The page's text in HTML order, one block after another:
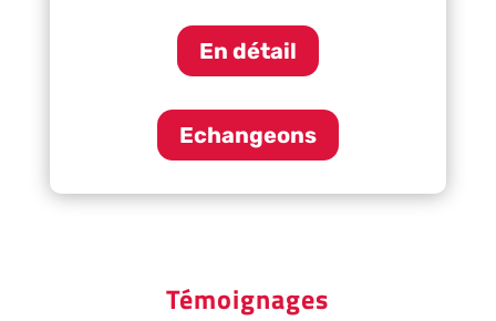
En détail
Echangeons
Témoignages